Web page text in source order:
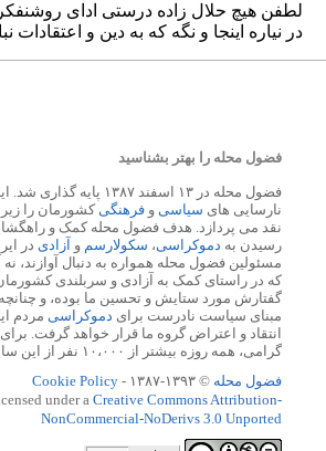
فضول محله را بهتر بشناسید
فضول محله در ۱۳ اسفند ۱۳۸۷
نارسایی های سیاسی و فرهنگیکشورمان را زیر
نقد می پردازد. هدف فضول محله کمک و
رسیدن به دموکراسی، سکولارسم و آزادی در
مسئولین فضول محله همواره به دنبال آوازند، نه
که در راستای کمک به آزادی و سربلندی
گفتارش مورد ستایش و تحسین ما بوده، و چنانچه
مبنای سیاست نادرست برای دموکراسی مردم
انتقاد و اعتراض گروه ما قرار خواهد گرفت.
گرامی، همه روزه بیشتر از ۱۰،۰۰۰ نفر از این سایت دیدن می کنند.
فضول محله © ۱۳۹۳-۱۳۸۷ -
Cookie Policy
under a Creative Commons Attribution-
NonCommercial-NoDerivs 3.0 Unported